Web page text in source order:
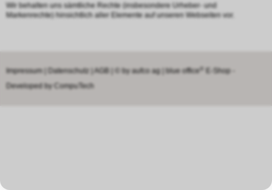
Wir behalten uns sämtliche Rechte (insbesondere Urheber- und
Markenrechte) hinsichtlich aller Elemente auf unseren Webseiten vor.
Impressum Datenschutz AGB | © by aufco ag blue office
E-Shop -
Developed by
CompuTech